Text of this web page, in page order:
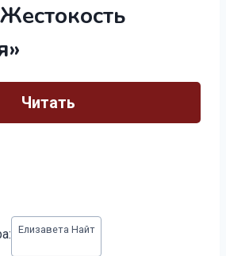
Читать
Елизавета Найт